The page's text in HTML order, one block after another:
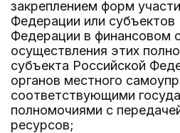
закреплением форм
Федерации или субъектов
Федерации в финансовом
осуществления этих
субъекта Российской
органов местного
соответствующими
полномочиями с
ресурсов;